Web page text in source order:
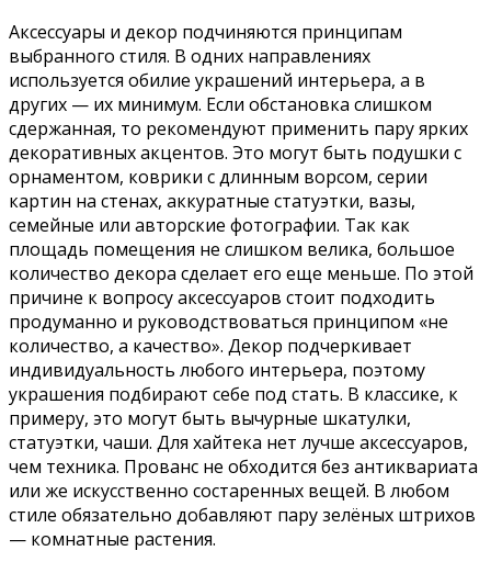
Аксессуары и декор подчиняются принципам
выбранного стиля. В одних направлениях
используется обилие украшений интерьера, а в
других — их минимум. Если обстановка слишком
сдержанная, то рекомендуют применить пару ярких
декоративных акцентов. Это могут быть подушки с
орнаментом, коврики с длинным ворсом, серии
картин на стенах, аккуратные статуэтки, вазы,
семейные или авторские фотографии. Так как
площадь помещения не слишком велика, большое
количество декора сделает его еще меньше. По этой
причине к вопросу аксессуаров стоит подходить
продуманно и руководствоваться принципом «не
количество, а качество». Декор подчеркивает
индивидуальность любого интерьера, поэтому
украшения подбирают себе под стать. В классике, к
примеру, это могут быть вычурные шкатулки,
статуэтки, чаши. Для хайтека нет лучше аксессуаров,
чем техника. Прованс не обходится без антиквариата
или же искусственно состаренных вещей. В любом
стиле обязательно добавляют пару зелёных штрихов
— комнатные растения.